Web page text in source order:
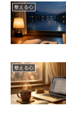
整える心
整える心